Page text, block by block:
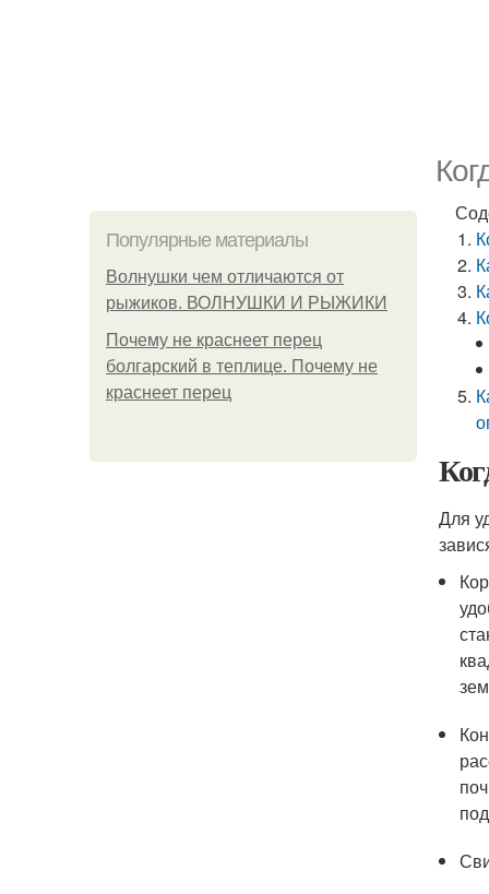
Популярные материалы
Волнушки чем отличаются от
рыжиков. ВОЛНУШКИ И РЫЖИКИ
Почему не краснеет перец
болгарский в теплице. Почему не
краснеет перец
Для